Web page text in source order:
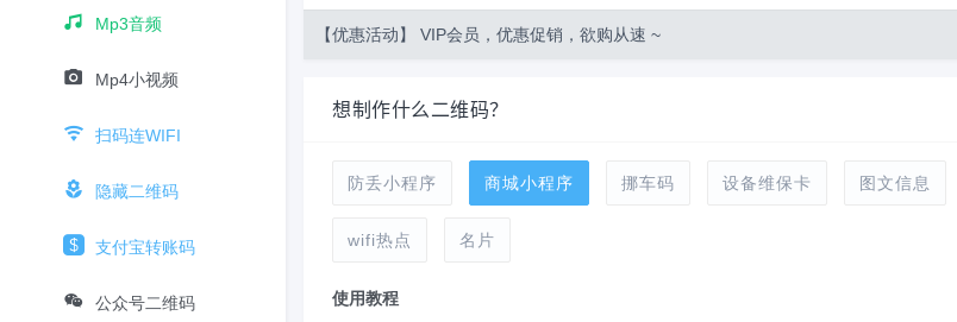
Mp3音频
Mp4小视频
扫码连WIFI
隐藏二维码
支付宝转账码
公众号二维码
【优惠活动】 VIP会员，优惠促销，欲购从速 ~
想制作什么二维码？
防丢小程序 商城小程序 挪车码 设备维保卡 图文信息
wifi热点 名片
使用教程